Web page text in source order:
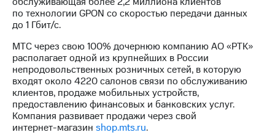
"МТС"
Собрания
акционеров
Личный
кабинет
акционера
Акционерный
капитал
Контроль
и
аудит
по технологии GPON со скоростью передачи данных
до 1 Гбит/с.
МТС через свою 100% дочернюю компанию АО «РТК»
располагает одной из крупнейших в России
непродовольственных розничных сетей, в которую
входят около 4220 салонов связи по обслуживанию
клиентов, продаже мобильных устройств,
предоставлению финансовых и банковских услуг.
Компания развивает продажи через свой
интернет-магазин shop.mts.ru.